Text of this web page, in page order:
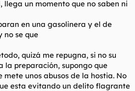
en inferioridad numérica.
siempre los deberes antes de.
con él, tiene que tener, sí o sí,
dice obscenidades sexuales.
tiempo y el fútbol. Ni vale tampoco un
ser algo bien sólido para no jugarsela.
llega un momento que no saben ni
en una gasolinera y el de
no se que
quizá me repugna, si no su
la preparación, supongo que
mete unos abusos de la hostia. No
esta evitando un delito flagrante